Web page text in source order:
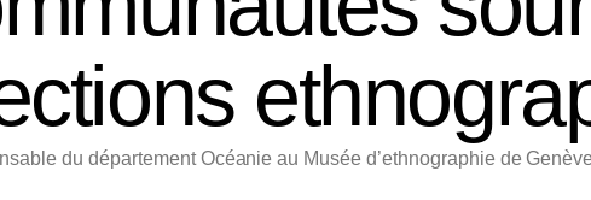
du département Océanie au Musée d’ethnographie de